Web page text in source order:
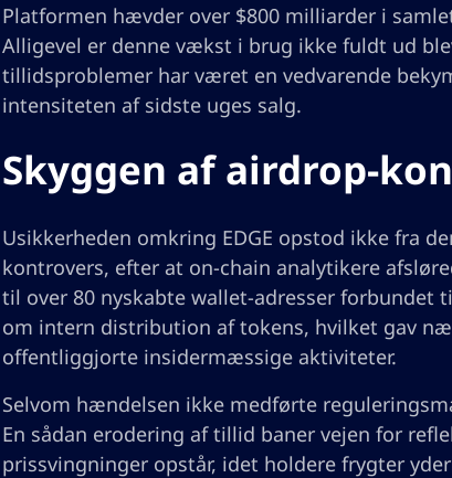
Platformen hævder over $800 milliarder i
Alligevel er denne vækst i brug ikke fuldt ud
tillidsproblemer har været en vedvarende
intensiteten af sidste uges salg.
Skyggen af airdrop-
Usikkerheden omkring EDGE opstod ikke fra
kontrovers, efter at on-chain analytikere
til over 80 nyskabte wallet-adresser
om intern distribution af tokens, hvilket gav
offentliggjorte insidermæssige aktiviteter.
Selvom hændelsen ikke medførte
En sådan erodering af tillid baner vejen for
prissvingninger opstår, idet holdere frygter